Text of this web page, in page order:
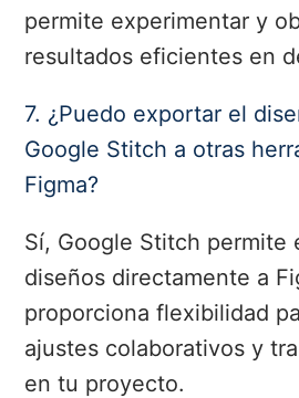
permite experimentar y
resultados eficientes en
7. ¿Puedo exportar el
Google Stitch a otras
Figma?
Sí, Google Stitch permite
diseños directamente a
proporciona flexibilidad
ajustes colaborativos y
en tu proyecto.